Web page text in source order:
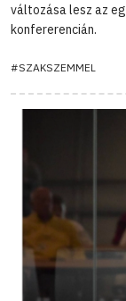
változása lesz az
konfererencián.
#SZAKSZEMMEL